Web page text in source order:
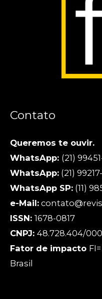
Contato
Queremos te ouvir.
WhatsApp: (21)
WhatsApp: (21)
WhatsApp SP: (11)
e-Mail:
ISSN: 1678-0817
CNPJ: 48.728.404/
Fator de impacto
Brasil